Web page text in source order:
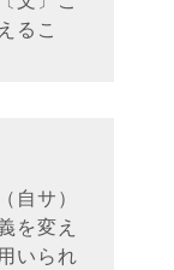
るこ
サ）
を変え
いられ